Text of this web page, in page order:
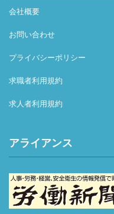
会社概要
お問い合わせ
プライバシーポリシー
求職者利用規約
求人者利用規約
アライアンス